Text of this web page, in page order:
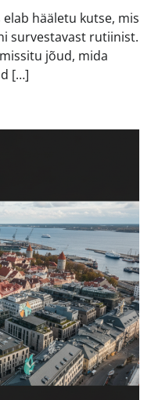
hääletu kutse, mis
survestavast rutiinist.
jõud, mida
[…]